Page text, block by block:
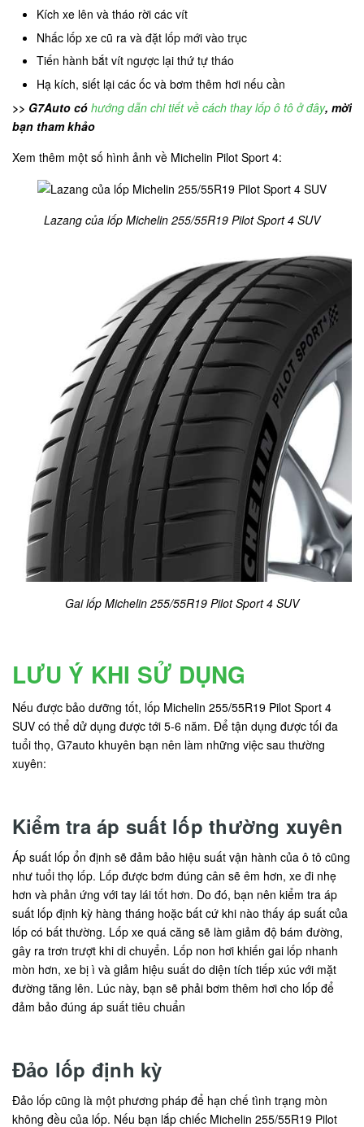
Kích xe lên và tháo rời các vít
Nhấc lốp xe cũ ra và đặt lốp mới vào trục
Tiến hành bắt vít ngược lại thứ tự tháo
Hạ kích, siết lại các ốc và bơm thêm hơi nếu cần
>> G7Auto có hướng dẫn chi tiết về cách thay lốp ô tô ở đây, mời
bạn tham khảo
Xem thêm một số hình ảnh về Michelin Pilot Sport 4:
Lazang của lốp Michelin 255/55R19 Pilot Sport 4 SUV
Gai lốp Michelin 255/55R19 Pilot Sport 4 SUV
LƯU Ý KHI SỬ DỤNG
Nếu được bảo dưỡng tốt, lốp Michelin 255/55R19 Pilot Sport 4
SUV có thể dử dụng được tới 5-6 năm. Để tận dụng được tối đa
tuổi thọ, G7auto khuyên bạn nên làm những việc sau thường
xuyên:
Kiểm tra áp suất lốp thường xuyên
Áp suất lốp ổn định sẽ đảm bảo hiệu suất vận hành của ô tô cũng
như tuổi thọ lốp. Lốp được bơm đúng cân sẽ êm hơn, xe đi nhẹ
hơn và phản ứng với tay lái tốt hơn. Do đó, bạn nên kiểm tra áp
suất lốp định kỳ hàng tháng hoặc bất cứ khi nào thấy áp suất của
lốp có bất thường. Lốp xe quá căng sẽ làm giảm độ bám đường,
gây ra trơn trượt khi di chuyển. Lốp non hơi khiến gai lốp nhanh
mòn hơn, xe bị ì và giảm hiệu suất do diện tích tiếp xúc với mặt
đường tăng lên. Lúc này, bạn sẽ phải bơm thêm hơi cho lốp để
đảm bảo đúng áp suất tiêu chuẩn
Đảo lốp định kỳ
Đảo lốp cũng là một phương pháp để hạn chế tình trạng mòn
không đều của lốp. Nếu bạn lắp chiếc Michelin 255/55R19 Pilot